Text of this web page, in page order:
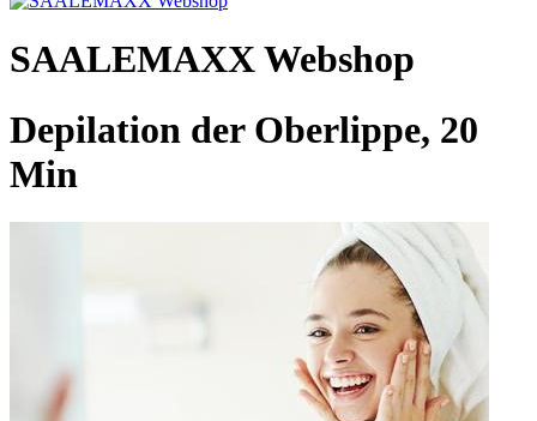
SAALEMAXX Webshop
Depilation der Oberlippe, 20
Min